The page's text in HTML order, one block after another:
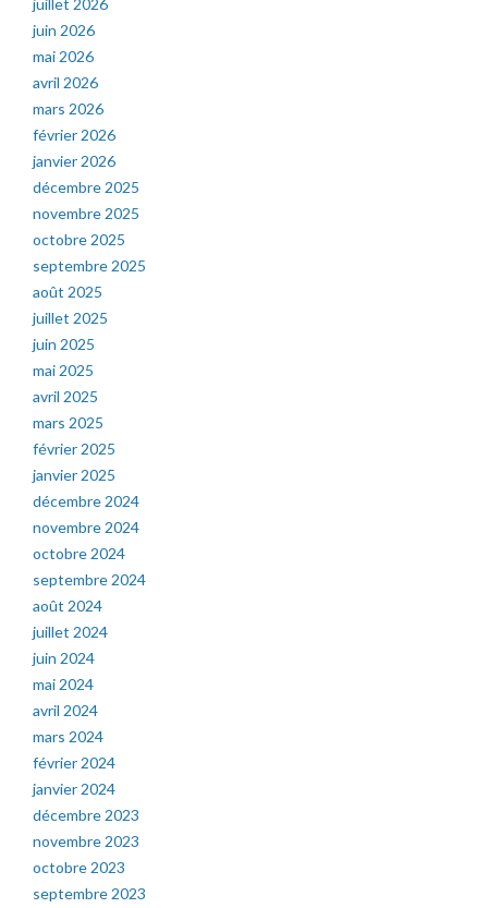
juin 2026
mai 2026
avril 2026
mars 2026
février 2026
janvier 2026
décembre 2025
novembre 2025
octobre 2025
septembre 2025
août 2025
juillet 2025
juin 2025
mai 2025
avril 2025
mars 2025
février 2025
janvier 2025
décembre 2024
novembre 2024
octobre 2024
septembre 2024
août 2024
juillet 2024
juin 2024
mai 2024
avril 2024
mars 2024
février 2024
janvier 2024
décembre 2023
novembre 2023
octobre 2023
septembre 2023